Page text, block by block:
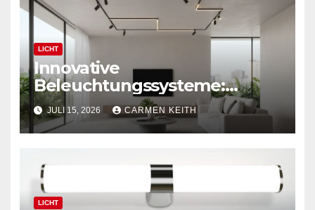
LICHT
Innovative
Beleuchtungssysteme:
Moderne magnetische
Schienensysteme für
Zuhause
JULI 15, 2026 CARMEN KEITH
LICHT